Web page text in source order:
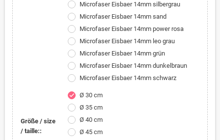
Microfaser Eisbaer 14mm silbergrau
Microfaser Eisbaer 14mm sand
Microfaser Eisbaer 14mm power rosa
Microfaser Eisbaer 14mm leo grau
Microfaser Eisbaer 14mm grün
Microfaser Eisbaer 14mm dunkelbraun
Microfaser Eisbaer 14mm schwarz
Größe / size
/ taille::
check
Ø 30 cm
Ø 35 cm
Ø 40 cm
Ø 45 cm